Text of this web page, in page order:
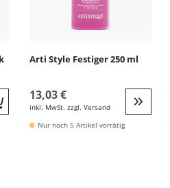
Arti Style Festiger 250 ml
13,03 €
inkl. MwSt. zzgl. Versand
Nur noch 5 Artikel vorrätig